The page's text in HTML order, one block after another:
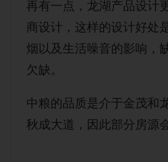
再有一点，龙湖产品设计
商设计，这样的设计好处
烟以及生活噪音的影响，
欠缺。
中粮的品质是介于金茂和
秋成大道，因此部分房源